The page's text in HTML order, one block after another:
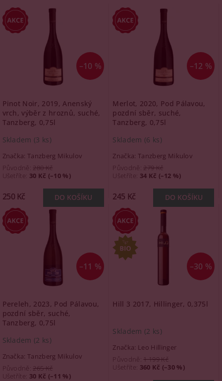
–10 %
Pinot Noir, 2019, Anenský
vrch, výběr z hroznů, suché,
Tanzberg, 0,75l
Skladem (3 ks)
Značka:Tanzberg Mikulov
Původně:280 Kč
Ušetříte: 30 Kč (–10 %)
250 Kč
–12 %
Merlot, 2020, Pod Pálavou,
pozdní sběr, suché,
Tanzberg, 0,75l
Skladem (6 ks)
Značka: Tanzberg Mikulov
Původně:279 Kč
Ušetříte: 34 Kč (–12 %)
245 Kč
–11 %
Pereleh, 2023, Pod Pálavou,
pozdní sběr, suché,
Tanzberg, 0,75l
Skladem (2 ks)
Značka:Tanzberg Mikulov
Původně:265 Kč
Ušetříte: 30 Kč (–11 %)
–30 %
Hill 3 2017, Hillinger, 0,375l
Skladem (2 ks)
Značka: Leo Hillinger
Původně:1 199 Kč
Ušetříte: 360 Kč (–30 %)